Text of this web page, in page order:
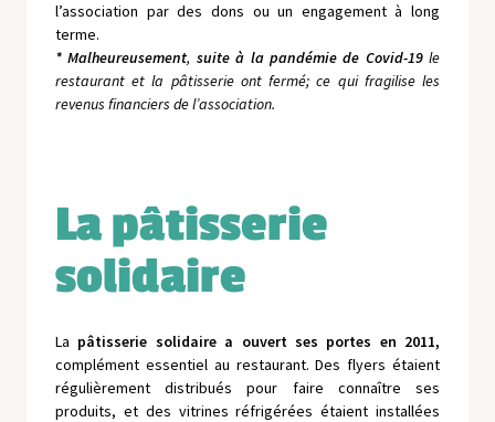
l’association par des dons ou un engagement à long
terme.
* Malheureusement, suite à la pandémie de Covid-19 le
restaurant et la pâtisserie ont fermé; ce qui fragilise les
revenus financiers de l’association.
La pâtisserie
solidaire
La pâtisserie solidaire a ouvert ses portes en 2011,
complément essentiel au restaurant. Des flyers étaient
régulièrement distribués pour faire connaître ses
produits, et des vitrines réfrigérées étaient installées